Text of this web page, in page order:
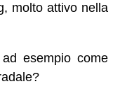
molto attivo nella
esempio come